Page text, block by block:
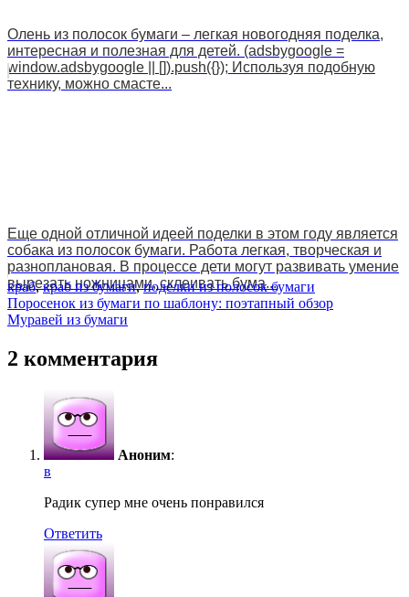
Олень из полосок бумаги – легкая новогодняя поделка,
интересная и полезная для детей. (adsbygoogle =
window.adsbygoogle || []).push({}); Используя подобную
технику, можно смасте...
Еще одной отличной идеей поделки в этом году является
собака из полосок бумаги. Работа легкая, творческая и
разноплановая. В процессе дети могут развивать умение
вырезать ножницами, склеивать бума...
краб,краб из бумаги,поделки из полосок бумаги
Навигация
по
записям
Поросенок из бумаги по шаблону: поэтапный обзор
Муравей из бумаги
2 комментария
Аноним:
в
Радик супер мне очень понравился
Ответить